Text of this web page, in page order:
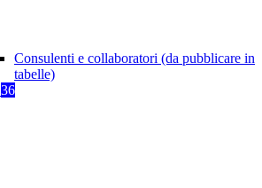
Consulenti e collaboratori (da pubblicare in
tabelle)
36